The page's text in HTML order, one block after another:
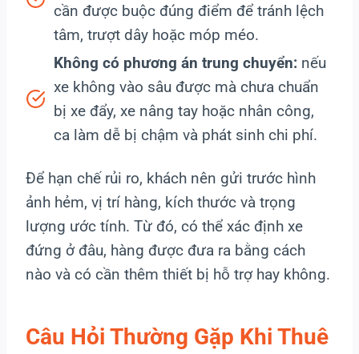
cần được buộc đúng điểm để tránh lệch
tâm, trượt dây hoặc móp méo.
Không có phương án trung chuyển: nếu
xe không vào sâu được mà chưa chuẩn
bị xe đẩy, xe nâng tay hoặc nhân công,
ca làm dễ bị chậm và phát sinh chi phí.
Để hạn chế rủi ro, khách nên gửi trước hình
ảnh hẻm, vị trí hàng, kích thước và trọng
lượng ước tính. Từ đó, có thể xác định xe
đứng ở đâu, hàng được đưa ra bằng cách
nào và có cần thêm thiết bị hỗ trợ hay không.
Câu Hỏi Thường Gặp Khi Thuê